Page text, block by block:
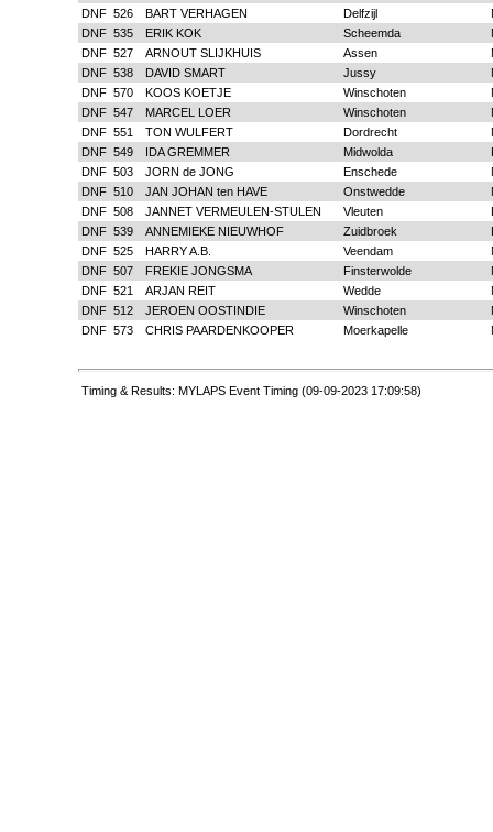
DNF 526 BART VERHAGEN Delfzijl
DNF 535 ERIK KOK Scheemda
DNF 527 ARNOUT SLIJKHUIS Assen
DNF 538 DAVID SMART Jussy
DNF 570 KOOS KOETJE Winschoten
DNF 547 MARCEL LOER Winschoten
DNF 551 TON WULFERT Dordrecht
DNF 549 IDA GREMMER Midwolda
DNF 503 JORN de JONG Enschede
DNF 510 JAN JOHAN ten HAVE Onstwedde
DNF 508 JANNET VERMEULEN-STULEN Vleuten
DNF 539 ANNEMIEKE NIEUWHOF Zuidbroek
DNF 525 HARRY A.B. Veendam
DNF 507 FREKIE JONGSMA Finsterwolde
DNF 521 ARJAN REIT Wedde
DNF 512 JEROEN OOSTINDIE Winschoten
DNF 573 CHRIS PAARDENKOOPER Moerkapelle
Timing & Results: MYLAPS Event Timing (09-09-2023 17:09:58)